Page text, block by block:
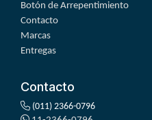
Botón de Arrepentimiento
Contacto
Marcas
Entregas
Contacto
(011) 2366-0796